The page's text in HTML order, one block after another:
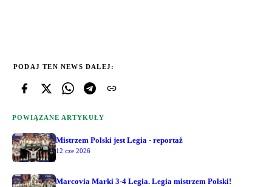
PODAJ TEN NEWS DALEJ:
POWIĄZANE ARTYKUŁY
Mistrzem Polski jest Legia - reportaż
12 cze 2026
Marcovia Marki 3-4 Legia. Legia mistrzem Polski!